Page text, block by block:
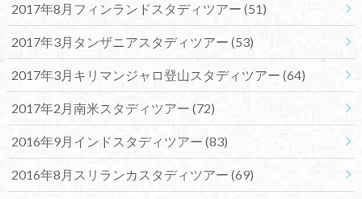
2017年8月フィンランドスタディツアー (51)
2017年3月タンザニアスタディツアー (53)
2017年3月キリマンジャロ登山スタディツアー (64)
2017年2月南米スタディツアー (72)
2016年9月インドスタディツアー (83)
2016年8月スリランカスタディツアー (69)